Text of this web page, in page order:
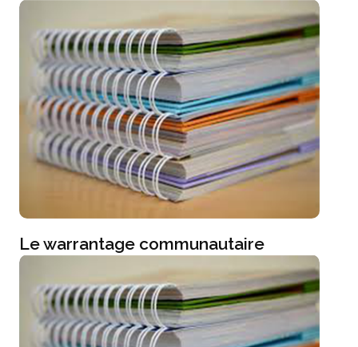
Le warrantage communautaire